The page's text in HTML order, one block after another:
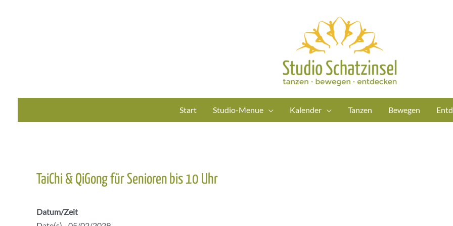
Start Studio-Menue Kalender Tanzen Bewegen
TaiChi & QiGong für Senioren bis 10 Uhr
Datum/Zeit